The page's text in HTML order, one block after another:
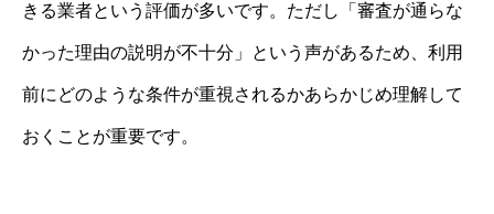
きる業者という評価が多いです。ただし「審査が通らな
かった理由の説明が不十分」という声があるため、利用
前にどのような条件が重視されるかあらかじめ理解して
おくことが重要です。